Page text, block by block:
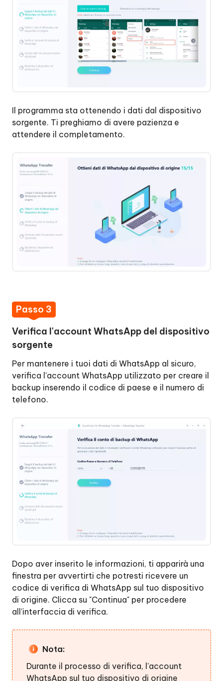
Il programma sta ottenendo i dati dal dispositivo
sorgente. Ti preghiamo di avere pazienza e
attendere il completamento.
Passo 3
Verifica l'account WhatsApp del dispositivo
sorgente
Per mantenere i tuoi dati di WhatsApp al sicuro,
verifica l'account WhatsApp utilizzato per creare il
backup inserendo il codice di paese e il numero di
telefono.
Dopo aver inserito le informazioni, ti apparirà una
finestra per avvertirti che potresti ricevere un
codice di verifica di WhatsApp sul tuo dispositivo
di origine. Clicca su "Continua" per procedere
all'interfaccia di verifica.
Nota:
Durante il processo di verifica, l'account
WhatsApp sul tuo dispositivo di origine